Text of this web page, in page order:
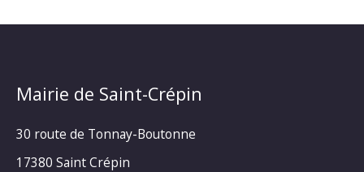
Mairie de Saint-Crépin
30 route de Tonnay-Boutonne
17380 Saint Crépin